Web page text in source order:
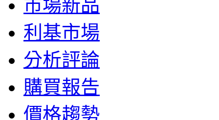
市場新品
利基市場
分析評論
購買報告
價格趨勢